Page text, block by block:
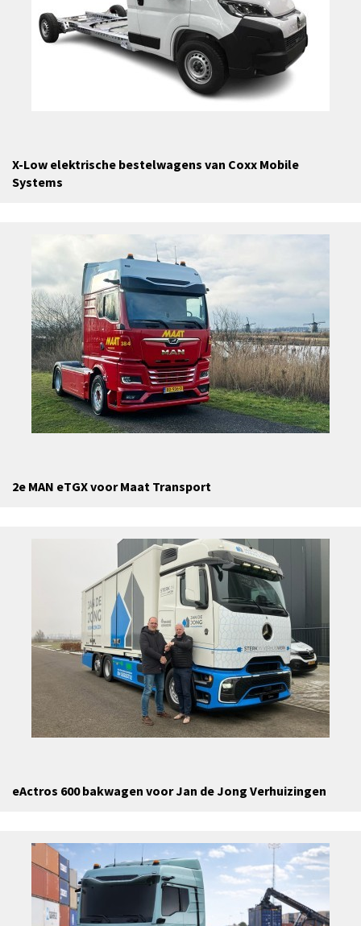
X-Low elektrische bestelwagens van Coxx Mobile
Systems
2e MAN eTGX voor Maat Transport
eActros 600 bakwagen voor Jan de Jong Verhuizingen